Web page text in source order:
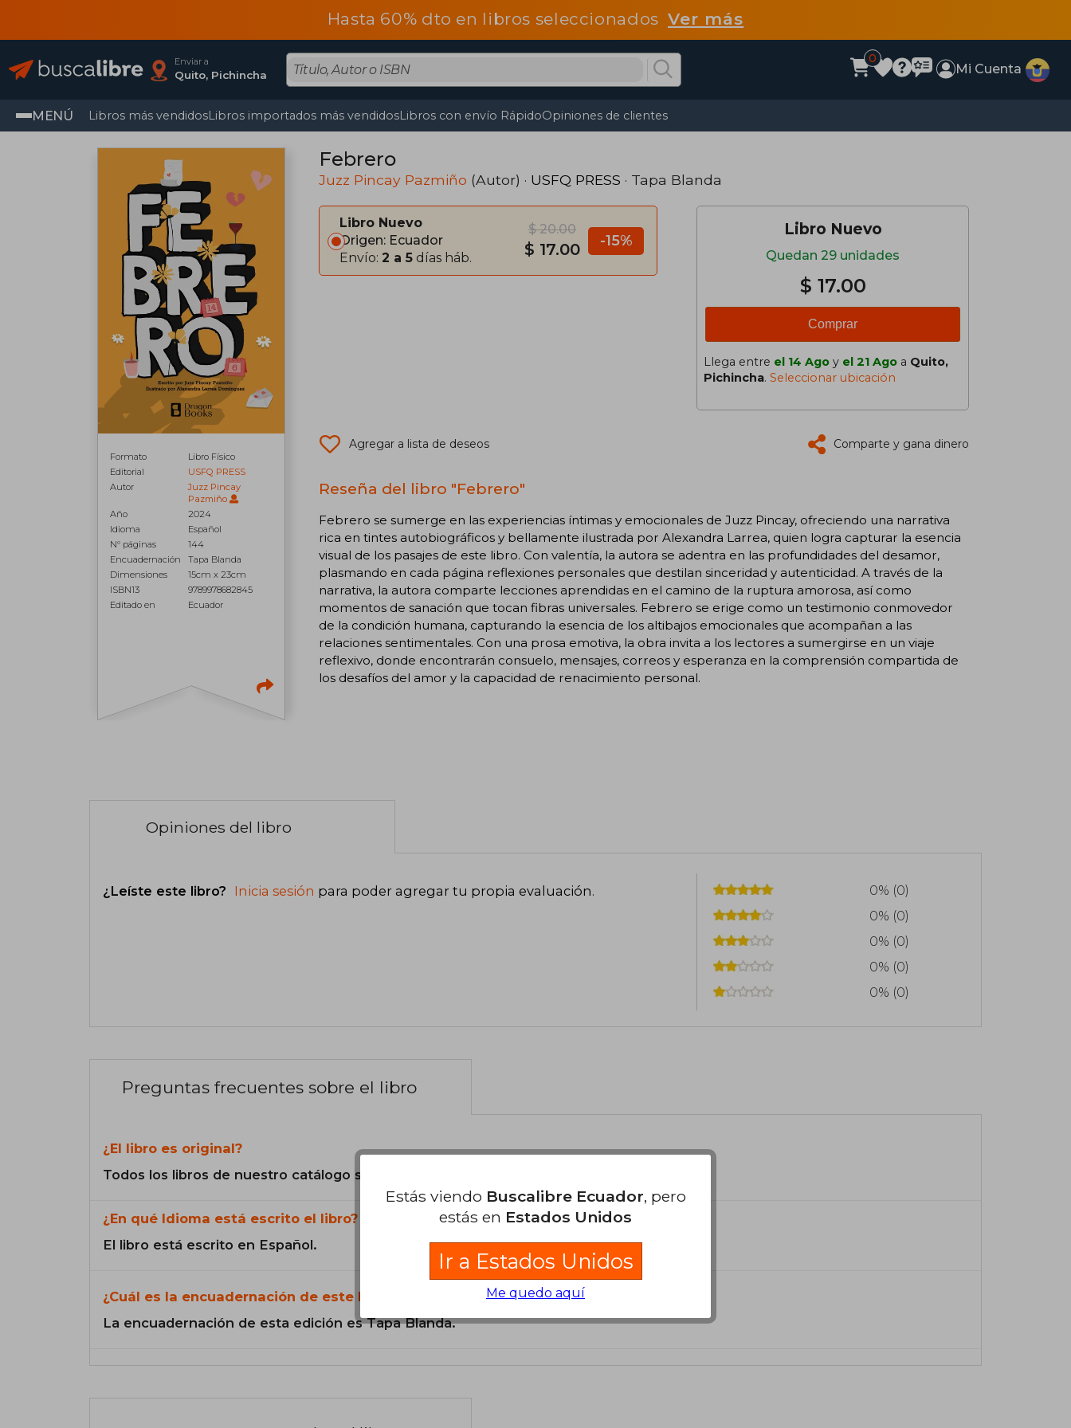
Hasta 60% dto en libros seleccionadosVer más
Enviar a
Quito, Pichincha
0
Mi Cuenta
MENÚ Libros más vendidosLibros importados más vendidosLibros con envío RápidoOpiniones de clientes
Formato
Libro Físico
Editorial
USFQ PRESS
Autor
Juzz Pincay
Pazmiño
Año
2024
Idioma
Español
N° páginas
144
Encuadernación
Tapa Blanda
Dimensiones
15cm x 23cm
ISBN13
9789978682845
Editado en
Ecuador
Febrero
Juzz Pincay Pazmiño (Autor) · USFQ PRESS · Tapa Blanda
Libro Nuevo
Origen: Ecuador
Envío: 2 a 5 días háb.
$ 20.00
$ 17.00 -15%
Libro Nuevo
Quedan 29 unidades
$ 17.00
Comprar
Llega entre el 14 Ago y el 21 Ago a Quito,
Pichincha. Seleccionar ubicación
Agregar a lista de deseos Comparte y gana dinero
Reseña del libro "Febrero"
Febrero se sumerge en las experiencias íntimas y emocionales de Juzz Pincay, ofreciendo una narrativa
rica en tintes autobiográficos y bellamente ilustrada por Alexandra Larrea, quien logra capturar la esencia
visual de los pasajes de este libro. Con valentía, la autora se adentra en las profundidades del desamor,
plasmando en cada página reflexiones personales que destilan sinceridad y autenticidad. A través de la
narrativa, la autora comparte lecciones aprendidas en el camino de la ruptura amorosa, así como
momentos de sanación que tocan fibras universales. Febrero se erige como un testimonio conmovedor
de la condición humana, capturando la esencia de los altibajos emocionales que acompañan a las
relaciones sentimentales. Con una prosa emotiva, la obra invita a los lectores a sumergirse en un viaje
reflexivo, donde encontrarán consuelo, mensajes, correos y esperanza en la comprensión compartida de
los desafíos del amor y la capacidad de renacimiento personal.
Opiniones del libro
¿Leíste este libro? Inicia sesión para poder agregar tu propia evaluación.
0% (0)
0% (0)
0% (0)
0% (0)
0% (0)
Preguntas frecuentes sobre el libro
¿El libro es original?
Todos los libros de nuestro catálogo son Originales.
¿En qué Idioma está escrito el libro?
El libro está escrito en Español.
¿Cuál es la encuadernación de este libro?
La encuadernación de esta edición es Tapa Blanda.
Estás viendo Buscalibre Ecuador, pero
estás en Estados Unidos
Ir a Estados Unidos
Me quedo aquí